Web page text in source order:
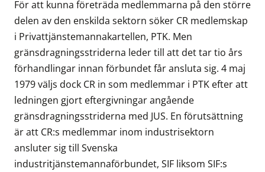
För att kunna företräda medlemmarna på den större
delen av den enskilda sektorn söker CR medlemskap
i Privattjänstemannakartellen, PTK. Men
gränsdragningsstriderna leder till att det tar tio års
förhandlingar innan förbundet får ansluta sig. 4 maj
1979 väljs dock CR in som medlemmar i PTK efter att
ledningen gjort eftergivningar angående
gränsdragningsstriderna med JUS. En förutsättning
är att CR:s medlemmar inom industrisektorn
ansluter sig till Svenska
industritjänstemannaförbundet, SIF liksom SIF:s